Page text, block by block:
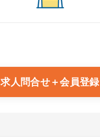
求人問合せ＋会員登録